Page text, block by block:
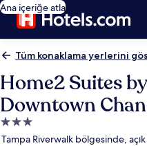
Ana içeriğe atla
Tüm konaklama yerlerini
Home2 Suites
Downtown
3.0
yıldızlı
Tampa Riverwalk bölgesinde,